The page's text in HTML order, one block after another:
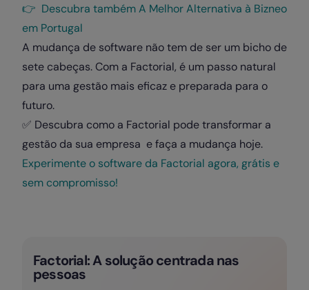
👉 Descubra também A Melhor Alternativa à Bizneo
em Portugal
A mudança de software não tem de ser um bicho de
sete cabeças. Com a Factorial, é um passo natural
para uma gestão mais eficaz e preparada para o
futuro.
✅ Descubra como a Factorial pode transformar a
gestão da sua empresa e faça a mudança hoje.
Experimente o software da Factorial agora, grátis e
sem compromisso!
Factorial: A solução centrada nas
pessoas